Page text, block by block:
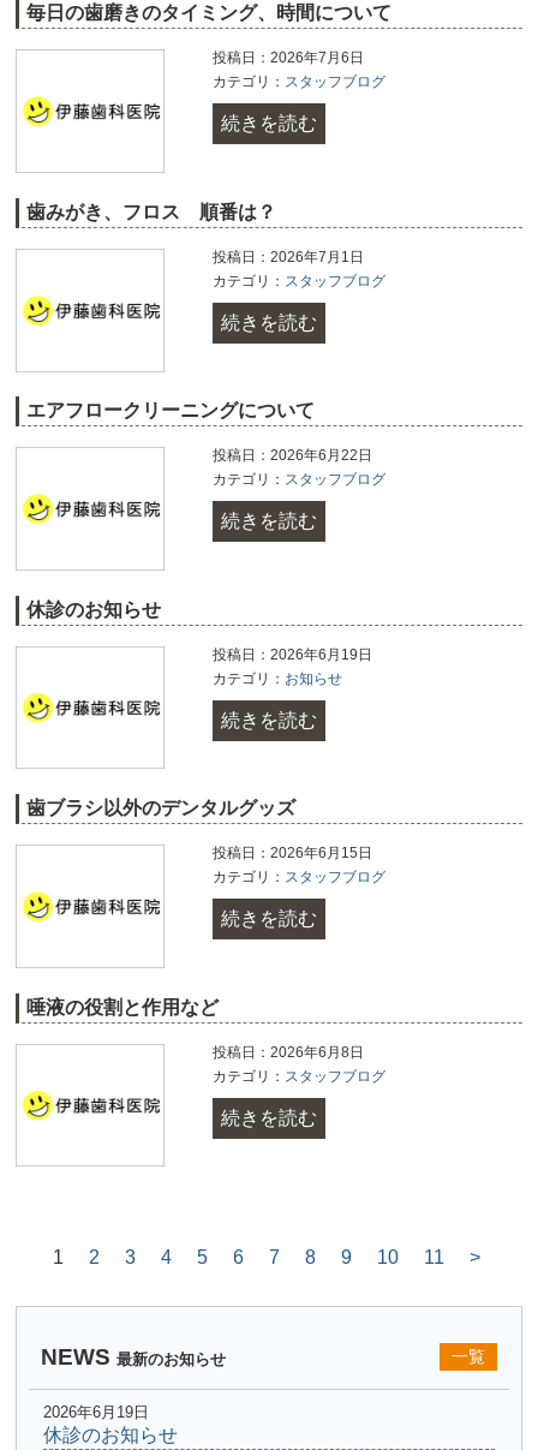
毎日の歯磨きのタイミング、時間について
投稿日：2026年7月6日
カテゴリ： スタッフブログ
続きを読む
歯みがき、フロス 順番は？
投稿日：2026年7月1日
カテゴリ： スタッフブログ
続きを読む
エアフロークリーニングについて
投稿日：2026年6月22日
カテゴリ： スタッフブログ
続きを読む
休診のお知らせ
投稿日：2026年6月19日
カテゴリ： お知らせ
続きを読む
歯ブラシ以外のデンタルグッズ
投稿日：2026年6月15日
カテゴリ： スタッフブログ
続きを読む
唾液の役割と作用など
投稿日：2026年6月8日
カテゴリ： スタッフブログ
続きを読む
1 2 3 4 5 6 7 8 9 10 11 >
NEWS 最新のお知らせ 一覧
2026年6月19日
休診のお知らせ